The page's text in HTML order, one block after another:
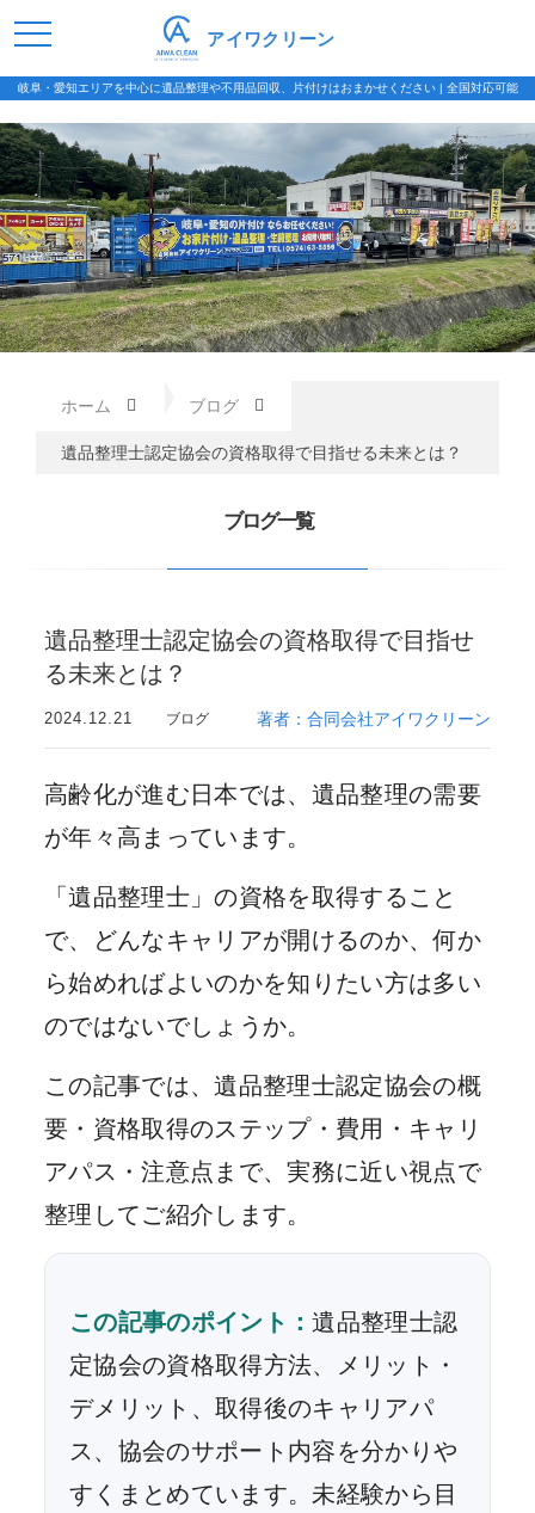
岐阜・愛知エリアを中心に遺品整理や不用品回収、片付けはおまかせください | 全国対応可能
アイワクリーン
ホーム ブログ
遺品整理士認定協会の資格取得で目指せる未来とは？
ブログ一覧
遺品整理士認定協会の資格取得で目指せ
る未来とは？
2024.12.21 ブログ 著者：合同会社アイワクリーン
高齢化が進む日本では、遺品整理の需要
が年々高まっています。
「遺品整理士」の資格を取得すること
で、どんなキャリアが開けるのか、何か
ら始めればよいのかを知りたい方は多い
のではないでしょうか。
この記事では、遺品整理士認定協会の概
要・資格取得のステップ・費用・キャリ
アパス・注意点まで、実務に近い視点で
整理してご紹介します。
この記事のポイント：遺品整理士認
定協会の資格取得方法、メリット・
デメリット、取得後のキャリアパ
ス、協会のサポート内容を分かりや
すくまとめています。未経験から目